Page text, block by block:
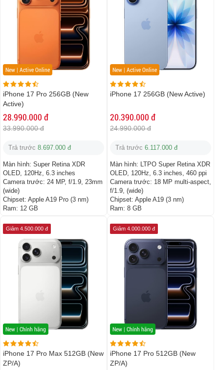
New | Active Online
iPhone 17 Pro 256GB (New
Active)
28.990.000 đ
33.990.000 đ
Trả trước 8.697.000 đ
Màn hình: Super Retina XDR
OLED, 120Hz, 6.3 inches
Camera trước: 24 MP, f/1.9, 23mm
(wide)
Chipset: Apple A19 Pro (3 nm)
Ram: 12 GB
New | Active Online
iPhone 17 256GB (New Active)
20.390.000 đ
24.990.000 đ
Trả trước 6.117.000 đ
Màn hình: LTPO Super Retina XDR
OLED, 120Hz, 6.3 inches, 460 ppi
Camera trước: 18 MP multi-aspect,
f/1.9, (wide)
Chipset: Apple A19 (3 nm)
Ram: 8 GB
New | Chính hãng
Giảm 4.500.000 đ
iPhone 17 Pro Max 512GB (New
ZP/A)
New | Chính hãng
Giảm 4.000.000 đ
iPhone 17 Pro 512GB (New
ZP/A)